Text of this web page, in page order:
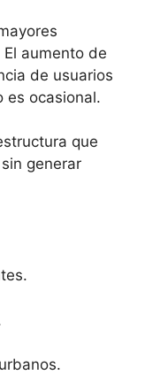
aumento de
de usuarios
es ocasional.
que
generar